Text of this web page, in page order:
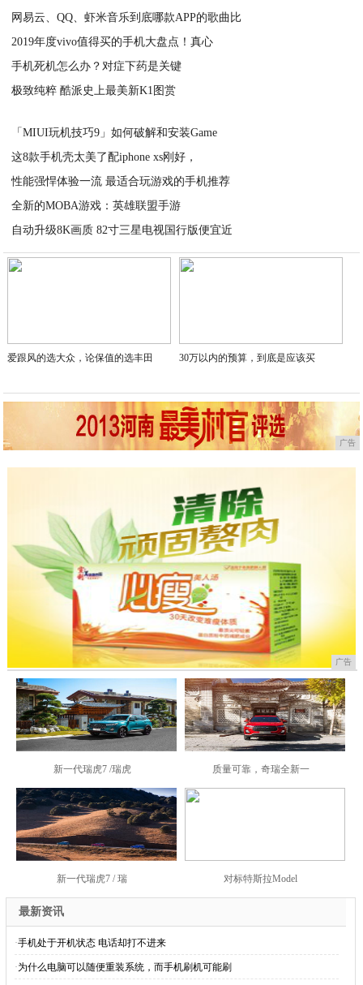
网易云、QQ、虾米音乐到底哪款APP的歌曲比
2019年度vivo值得买的手机大盘点！真心
手机死机怎么办？对症下药是关键
极致纯粹 酷派史上最美新K1图赏
「MIUI玩机技巧9」如何破解和安装Game
这8款手机壳太美了配iphone xs刚好，
性能强悍体验一流 最适合玩游戏的手机推荐
全新的MOBA游戏：英雄联盟手游
自动升级8K画质 82寸三星电视国行版便宜近
2020-08-05
爱跟风的选大众，论保值的选丰田 30万以内的预算，到底是应该买
广告
广告
新一代瑞虎7 /瑞虎 质量可靠，奇瑞全新一
新一代瑞虎7 / 瑞 对标特斯拉Model
最新资讯
·手机处于开机状态 电话却打不进来
·为什么电脑可以随便重装系统，而手机刷机可能刷